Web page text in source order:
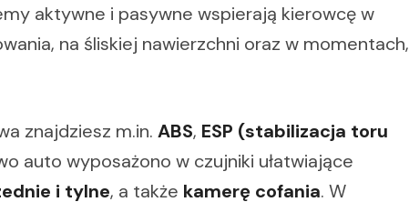
aktywne i pasywne wspierają kierowcę w
na śliskiej nawierzchni oraz w momentach,
znajdziesz m.in. ABS, ESP (stabilizacja toru
auto wyposażono w czujniki ułatwiające
i tylne, a także kamerę cofania. W